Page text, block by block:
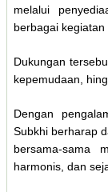
melalui
berbagai
Dukungan
kepemudaan,
Dengan
Subkhi berharap
bersama-sama
harmonis, dan